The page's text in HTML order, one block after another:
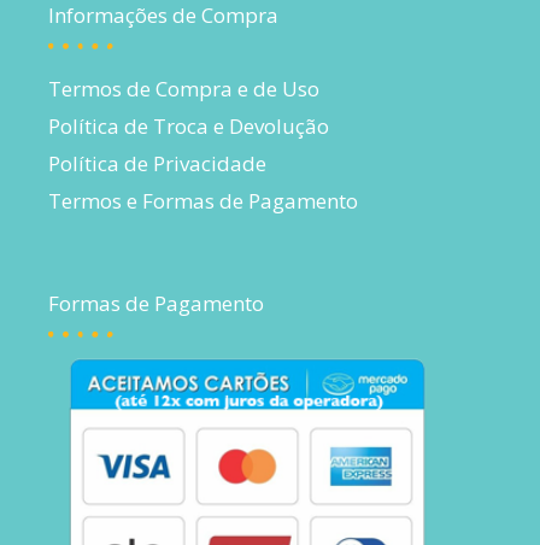
Informações de Compra
Termos de Compra e de Uso
Política de Troca e Devolução
Política de Privacidade
Termos e Formas de Pagamento
Formas de Pagamento